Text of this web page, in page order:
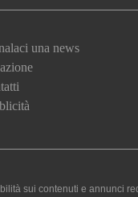
una news
sui contenuti e annunci